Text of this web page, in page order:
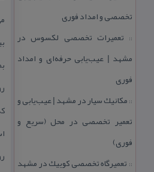
تخصصی و امداد فوری
:: تعمیرات تخصصی لكسوس در
مشهد | عیب‌یابی حرفه‌ای و امداد
فوری
:: مكانیك سیار در مشهد | عیب‌یابی و
تعمیر تخصصی در محل (سریع و
فوری)
:: تعمیرگاه تخصصی كوییك در مشهد